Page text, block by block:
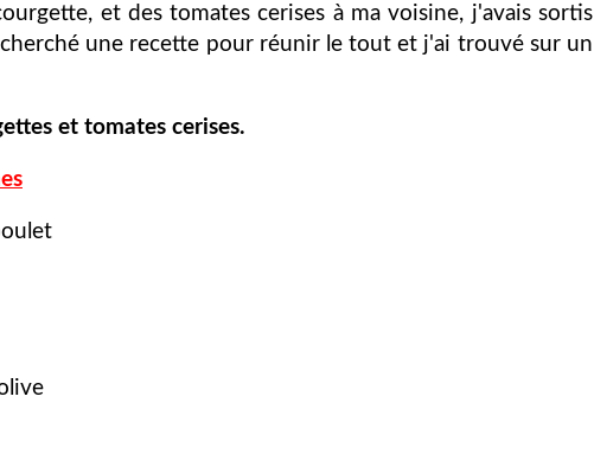
et des tomates cerises à ma voisine, j'avais sortis
une recette pour réunir le tout et j'ai trouvé sur un
et tomates cerises.